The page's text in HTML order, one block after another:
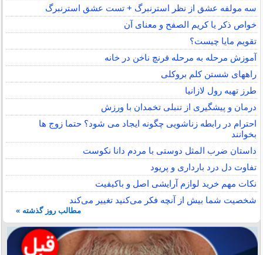
سه مولفه عشق از نظر استرنبرگ + تست عشق استرنبرگ
خواص ذکر یا کریم الصفح و معنای آن
تقویم مایا چیست؟
آموزش مرحله به مرحله فرنچ ناخن در خانه
راههای شستن کلم بروکلی
طرز تهیه رول لازانیا
درمان و پیشگیری از تنبلی تخمدان با ورزش
احترام در رابطه زناشویی چگونه ایجاد می شود؟ حتما زوج ها
بخوانند
داستان ضرب المثل دوستی با مردم دانا نكوست
تفاوت دل درد بارداری و پریود
نکات مهم خرید لوازم آرایشی اصل و باکیفیت
شخصیت شما بیش از آنچه فکر می‌کنید تغییر می‌کند
مطالب روز گذشته »